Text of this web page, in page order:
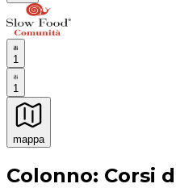
1
1
mappa
Esperienze culinarie
Colonno: Corsi